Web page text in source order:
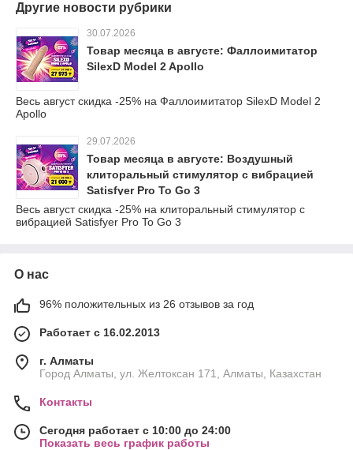
Другие новости рубрики
30.07.2026
Товар месяца в августе: Фаллоимитатор
SilexD Model 2 Apollo
Весь август скидка -25% на Фаллоимитатор SilexD Model 2
Apollo
29.07.2026
Товар месяца в августе: Воздушный
клиторальный стимулятор с вибрацией
Satisfyer Pro To Go 3
Весь август скидка -25% на клиторальный стимулятор с
вибрацией Satisfyer Pro To Go 3
О нас
96% положительных из 26 отзывов за год
Работает с 16.02.2013
г. Алматы
Город Алматы, ул. Желтоксан 171, Алматы, Казахстан
Контакты
Сегодня работает с 10:00 до 24:00
Показать весь график работы